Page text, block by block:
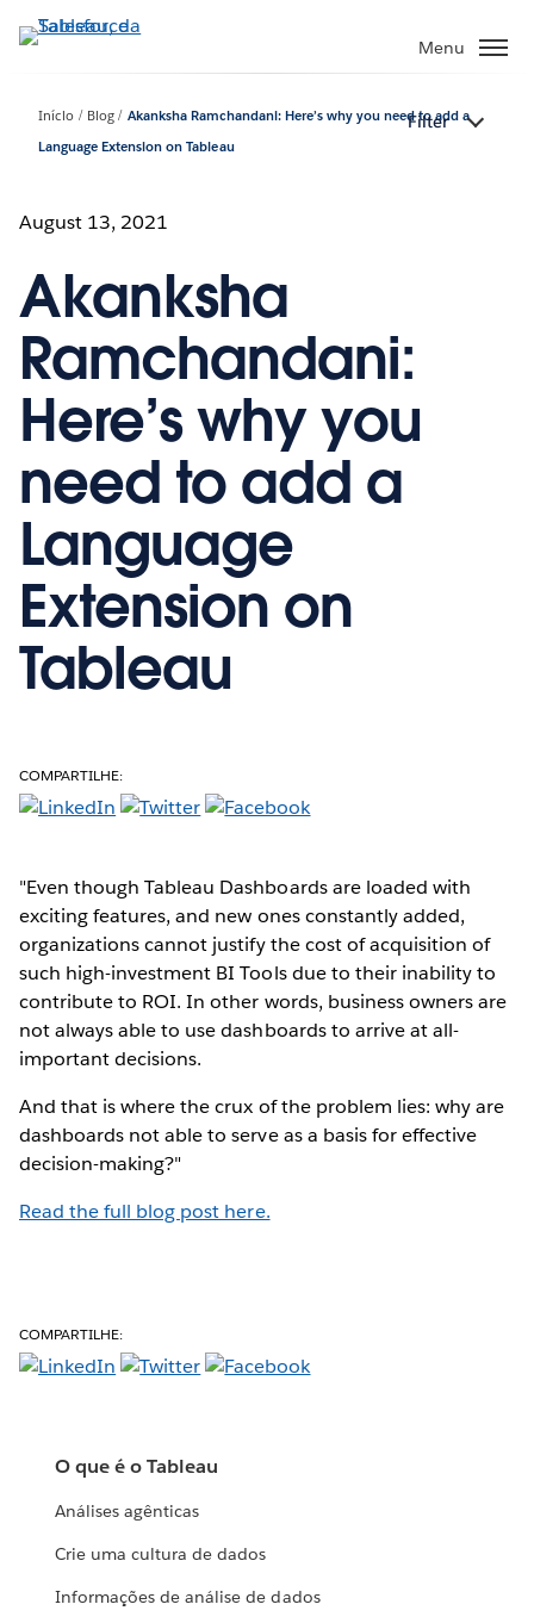
Pular
para
principal
Menu
Início Blog
Akanksha Ramchandani: Here’s why you need to add a
Language Extension on Tableau
Filter
August 13, 2021
Akanksha
Ramchandani:
Here’s why you
need to add a
Language
Extension on
Tableau
COMPARTILHE:
"Even though Tableau Dashboards are loaded with
exciting features, and new ones constantly added,
organizations cannot justify the cost of acquisition of
such high-investment BI Tools due to their inability to
contribute to ROI. In other words, business owners are
not always able to use dashboards to arrive at all-
important decisions.
And that is where the crux of the problem lies: why are
dashboards not able to serve as a basis for effective
decision-making?"
Read the full blog post here.
COMPARTILHE:
O que é o Tableau
Análises agênticas
Crie uma cultura de dados
Informações de análise de dados